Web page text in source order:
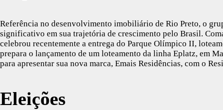
Referência no desenvolvimento imobiliário de Rio Preto, o
significativo em sua trajetória de crescimento pelo Brasil.
celebrou recentemente a entrega do Parque Olímpico II,
prepara o lançamento de um loteamento da linha Eplatz, em
para apresentar sua nova marca, Emais Residências, com o
Eleições